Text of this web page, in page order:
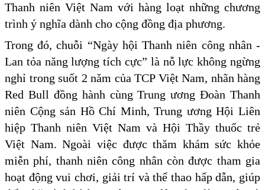
Thanh niên Việt Nam với hàng loạt những chương
trình ý nghĩa dành cho cộng đồng địa phương.
Trong đó, chuỗi “Ngày hội Thanh niên công nhân -
Lan tỏa năng lượng tích cực” là nỗ lực không ngừng
nghỉ trong suốt 2 năm của TCP Việt Nam, nhãn hàng
Red Bull đồng hành cùng Trung ương Đoàn Thanh
niên Cộng sản Hồ Chí Minh, Trung ương Hội Liên
hiệp Thanh niên Việt Nam và Hội Thầy thuốc trẻ
Việt Nam. Ngoài việc được thăm khám sức khỏe
miễn phí, thanh niên công nhân còn được tham gia
hoạt động vui chơi, giải trí và thể thao hấp dẫn, giúp